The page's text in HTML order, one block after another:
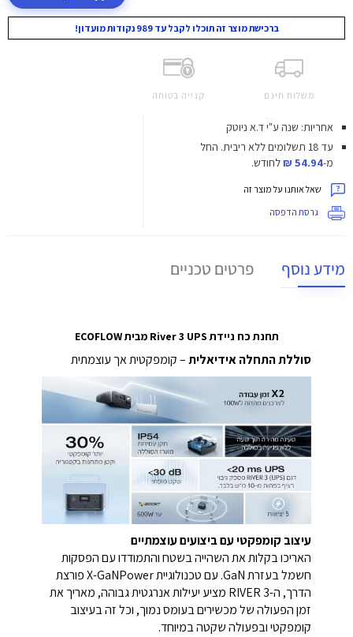
ברכישת מוצר זה תוכלו לקבל עד 989 נקודות מועדון!
משלוח חינם קנייה בטוחה
אחריות: שנה ע"י ד.א ניוטק
עד 18 תשלומים ללא ריבית.
החל
מ-54.94 ₪ לחודש.
שאל אותנו על מוצר זה
גרסת הדפסה
מידע נוסף פרטים טכניים
תחנת כח ניידת River 3 UPS מבית ECOFLOW
סוללת התחלה אידיאלית– קומפקטית אך עוצמתית
עיצוב קומפקטי עם ביצועים עוצמתיים
האריכו בקלות את השהייה בשטח והתמודדו עם הפסקות
חשמל בעזרת GaN. עם טכנולוגיית X-GaNPower פורצת
הדרך, ה-RIVER 3 מציע יעילות אנרגטית גבוהה, מאריך את
זמן הפעולה של מכשירים בעומס נמוך, וכל זה בעיצוב
קומפקטי ובפעולה שקטה במיוחד.